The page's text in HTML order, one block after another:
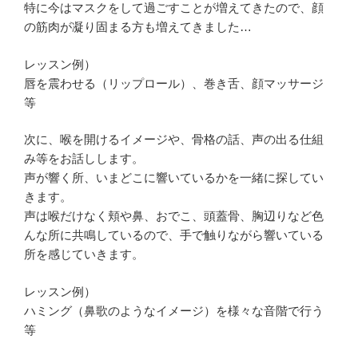
特に今はマスクをして過ごすことが増えてきたので、顔
の筋肉が凝り固まる方も増えてきました…
レッスン例）
唇を震わせる（リップロール）、巻き舌、顔マッサージ
等
次に、喉を開けるイメージや、骨格の話、声の出る仕組
み等をお話しします。
声が響く所、いまどこに響いているかを一緒に探してい
きます。
声は喉だけなく頬や鼻、おでこ、頭蓋骨、胸辺りなど色
んな所に共鳴しているので、手で触りながら響いている
所を感じていきます。
レッスン例）
ハミング（鼻歌のようなイメージ）を様々な音階で行う
等